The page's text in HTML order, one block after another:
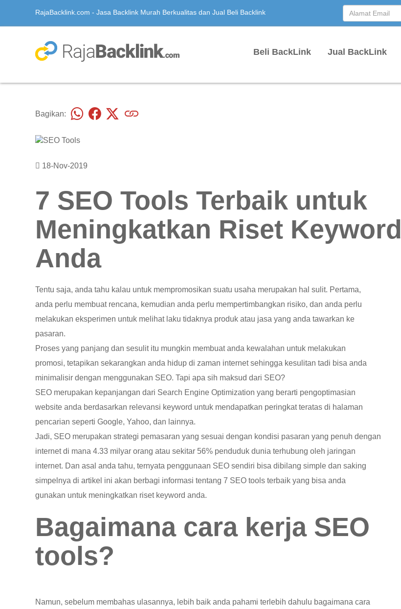
RajaBacklink.com - Jasa Backlink Murah Berkualitas dan Jual Beli Backlink
Beli BackLink Jual BackLink
Bagikan:
18-Nov-2019
7 SEO Tools Terbaik untuk
Meningkatkan Riset Keyword
Anda
Tentu saja, anda tahu kalau untuk mempromosikan suatu usaha merupakan hal sulit. Pertama,
anda perlu membuat rencana, kemudian anda perlu mempertimbangkan risiko, dan anda perlu
melakukan eksperimen untuk melihat laku tidaknya produk atau jasa yang anda tawarkan ke
pasaran.
Proses yang panjang dan sesulit itu mungkin membuat anda kewalahan untuk melakukan
promosi, tetapikan sekarangkan anda hidup di zaman internet sehingga kesulitan tadi bisa anda
minimalisir dengan menggunakan SEO. Tapi apa sih maksud dari SEO?
SEO merupakan kepanjangan dari Search Engine Optimization yang berarti pengoptimasian
website anda berdasarkan relevansi keyword untuk mendapatkan peringkat teratas di halaman
pencarian seperti Google, Yahoo, dan lainnya.
Jadi, SEO merupakan strategi pemasaran yang sesuai dengan kondisi pasaran yang penuh dengan
internet di mana 4.33 milyar orang atau sekitar 56% penduduk dunia terhubung oleh jaringan
internet. Dan asal anda tahu, ternyata penggunaan SEO sendiri bisa dibilang simple dan saking
simpelnya di artikel ini akan berbagi informasi tentang 7 SEO tools terbaik yang bisa anda
gunakan untuk meningkatkan riset keyword anda.
Bagaimana cara kerja SEO
tools?
Namun, sebelum membahas ulasannya, lebih baik anda pahami terlebih dahulu bagaimana cara